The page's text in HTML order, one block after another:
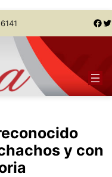
Facebook Twitter
y con